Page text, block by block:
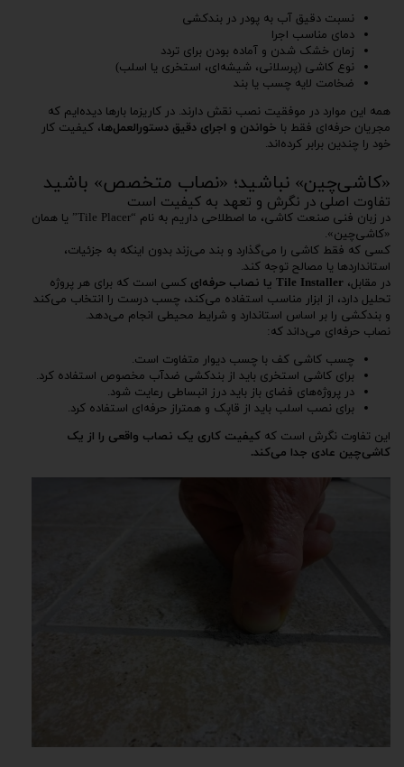
نسبت دقیق آب به پودر در بندکشی
دمای مناسب اجرا
زمان خشک شدن و آماده بودن برای تردد
نوع کاشی (پرسلانی، شیشه‌ای، استخری یا اسلب)
ضخامت لایه چسب یا بند
همه این موارد در موفقیت نصب نقش دارند. در کاریزما بارها دیده‌ایم که
مجریان حرفه‌ای فقط با خواندن و اجرای دقیق دستورالعمل‌ها، کیفیت کار
خود را چندین برابر کرده‌اند.
«کاشی‌چین» نباشید؛ «نصاب متخصص» باشید
تفاوت اصلی در نگرش و تعهد به کیفیت است
در زبان فنی صنعت کاشی، ما اصطلاحی داریم به نام “Tile Placer” یا همان
«کاشی‌چین».
کسی که فقط کاشی را می‌گذارد و بند می‌زند بدون اینکه به جزئیات،
استانداردها یا مصالح توجه کند.
در مقابل، Tile Installer یا نصاب حرفه‌ای
کسی است که برای هر پروژه
تحلیل دارد، از ابزار مناسب استفاده می‌کند، چسب درست را انتخاب می‌کند
و بندکشی را بر اساس استاندارد و شرایط محیطی انجام می‌دهد.
نصاب حرفه‌ای می‌داند که:
چسب کاشی کف با چسب دیوار متفاوت است.
برای کاشی استخری باید از بندکشی ضدآب مخصوص استفاده کرد.
در پروژه‌های فضای باز باید درز انبساطی رعایت شود.
برای نصب اسلب باید از قاپک و همتراز حرفه‌ای استفاده کرد.
این تفاوت نگرش است که کیفیت کاری یک نصاب واقعی را از یک
کاشی‌چین عادی جدا می‌کند.